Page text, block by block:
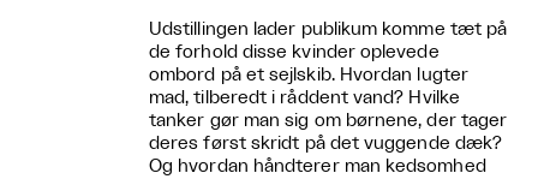
Udstillingen lader publikum komme tæt på
de forhold disse kvinder oplevede
ombord på et sejlskib. Hvordan lugter
mad, tilberedt i råddent vand? Hvilke
tanker gør man sig om børnene, der tager
deres først skridt på det vuggende dæk?
Og hvordan håndterer man kedsomhed